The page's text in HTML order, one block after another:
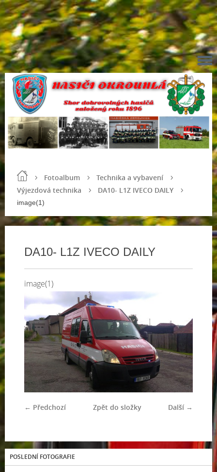
Fotoalbum
Technika a vybavení
Výjezdová technika
DA10- L1Z IVECO DAILY
image(1)
DA10- L1Z IVECO DAILY
image(1)
← Předchozí Další →
Zpět do složky
POSLEDNÍ FOTOGRAFIE